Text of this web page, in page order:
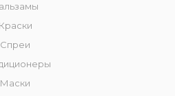
Краски
Спреи
Маски